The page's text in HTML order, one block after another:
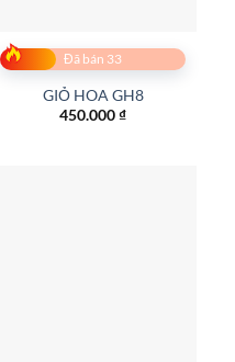
Đã bán 33
GIỎ HOA GH8
450.000₫